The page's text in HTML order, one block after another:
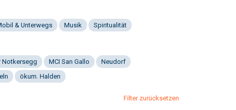
& Unterwegs Musik Spiritualität
Notkersegg MCI San Gallo
Neudorf
ökum. Halden
Filter zurücksetzen